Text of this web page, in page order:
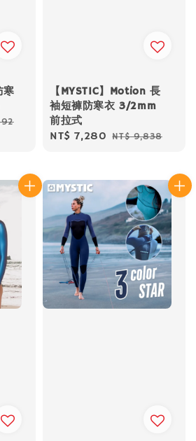
寒
【MYSTIC】Motion 長
袖短褲防寒衣 3/2mm
前拉式
Sale
NT$ 7,280 Regular
NT$ 9,838